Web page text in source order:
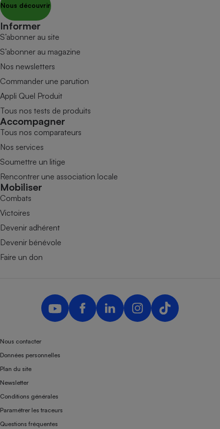
Nous découvrir
Informer
S’abonner au site
S’abonner au magazine
Nos newsletters
Commander une parution
Appli Quel Produit
Tous nos tests de produits
Accompagner
Tous nos comparateurs
Nos services
Soumettre un litige
Rencontrer une association locale
Mobiliser
Combats
Victoires
Devenir adhérent
Devenir bénévole
Faire un don
Nous contacter
Données personnelles
Plan du site
Newsletter
Conditions générales
Paramétrer les traceurs
Questions fréquentes